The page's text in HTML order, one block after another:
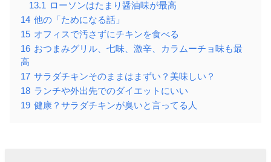
13.1 ローソンはたまり醤油味が最高
14 他の「ためになる話」
15 オフィスで汚さずにチキンを食べる
16 おつまみグリル、七味、激辛、カラムーチョ味も最
高
17 サラダチキンそのままはまずい？美味しい？
18 ランチや外出先でのダイエットにいい
19 健康？サラダチキンが臭いと言ってる人